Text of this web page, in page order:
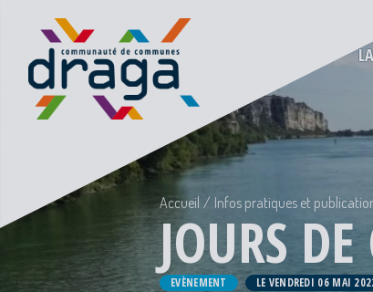
Accueil Infos pratiques et
JOURS
EVÈNEMENT LE VENDREDI 06 MAI